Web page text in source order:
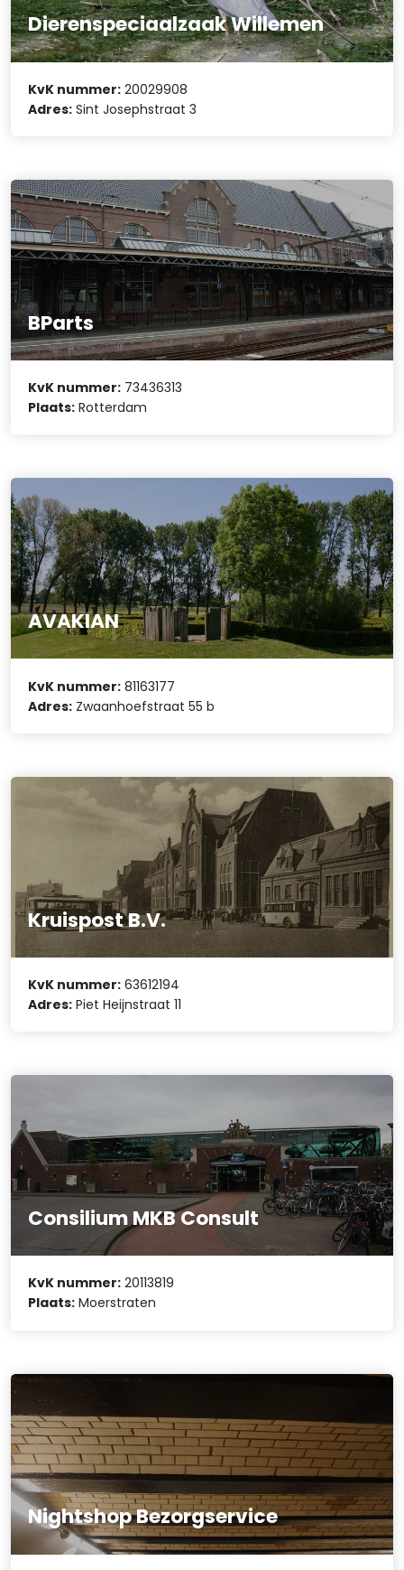
Dierenspeciaalzaak Willemen
KvK nummer: 20029908
Adres: Sint Josephstraat 3
BParts
KvK nummer: 73436313
Plaats: Rotterdam
AVAKIAN
KvK nummer: 81163177
Adres: Zwaanhoefstraat 55 b
Kruispost B.V.
KvK nummer: 63612194
Adres: Piet Heijnstraat 11
Consilium MKB Consult
KvK nummer: 20113819
Plaats: Moerstraten
Nightshop Bezorgservice